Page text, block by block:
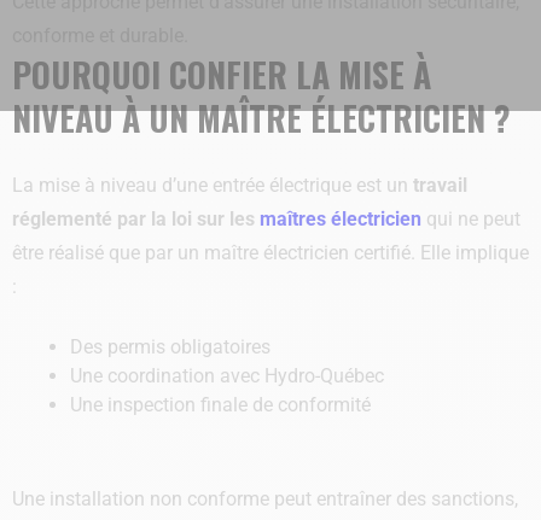
POURQUOI CONFIER LA MISE À
NIVEAU À UN MAÎTRE ÉLECTRICIEN ?
La mise à niveau d’une entrée électrique est un travail
réglementé par la loi sur les maîtres électricien qui ne peut
être réalisé que par un maître électricien certifié. Elle implique
:
Des permis obligatoires
Une coordination avec Hydro-Québec
Une inspection finale de conformité
Une installation non conforme peut entraîner des sanctions,